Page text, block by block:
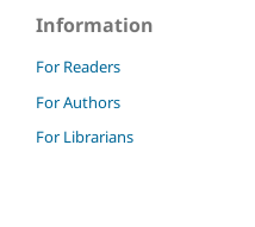
Information
For Readers
For Authors
For Librarians